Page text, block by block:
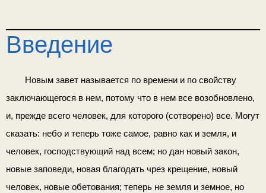
Введение
Новым завет называется по времени и по свойству
заключающегося в нем, потому что в нем все возобновлено,
и, прежде всего человек, для которого (сотворено) все. Могут
сказать: небо и теперь тоже самое, равно как и земля, и
человек, господствующий над всем; но дан новый закон,
новые заповеди, новая благодать чрез крещение, новый
человек, новые обетования; теперь не земля и земное, но